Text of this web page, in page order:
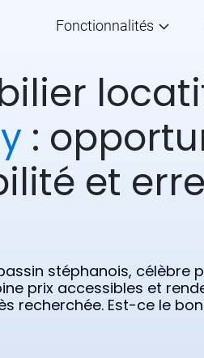
Fonctionnalités
:
et
stéphanois, célèbre
prix accessibles et
recherchée. Est-ce le